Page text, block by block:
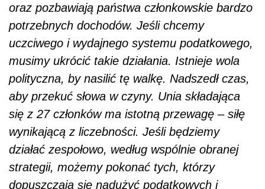
oraz pozbawiają państwa członkowskie bardzo
potrzebnych dochodów. Jeśli chcemy
uczciwego i wydajnego systemu podatkowego,
musimy ukrócić takie działania. Istnieje wola
polityczna, by nasilić tę walkę. Nadszedł czas,
aby przekuć słowa w czyny. Unia składająca
się z 27 członków ma istotną przewagę – siłę
wynikającą z liczebności. Jeśli będziemy
działać zespołowo, według wspólnie obranej
strategii, możemy pokonać tych, którzy
dopuszczają się nadużyć podatkowych i